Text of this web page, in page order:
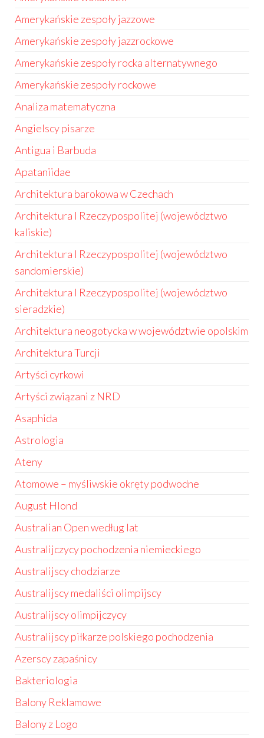
Amerykańskie zespoły jazzowe
Amerykańskie zespoły jazzrockowe
Amerykańskie zespoły rocka alternatywnego
Amerykańskie zespoły rockowe
Analiza matematyczna
Angielscy pisarze
Antigua i Barbuda
Apataniidae
Architektura barokowa w Czechach
Architektura I Rzeczypospolitej (województwo
kaliskie)
Architektura I Rzeczypospolitej (województwo
sandomierskie)
Architektura I Rzeczypospolitej (województwo
sieradzkie)
Architektura neogotycka w województwie opolskim
Architektura Turcji
Artyści cyrkowi
Artyści związani z NRD
Asaphida
Astrologia
Ateny
Atomowe – myśliwskie okręty podwodne
August Hlond
Australian Open według lat
Australijczycy pochodzenia niemieckiego
Australijscy chodziarze
Australijscy medaliści olimpijscy
Australijscy olimpijczycy
Australijscy piłkarze polskiego pochodzenia
Azerscy zapaśnicy
Bakteriologia
Balony Reklamowe
Balony z Logo